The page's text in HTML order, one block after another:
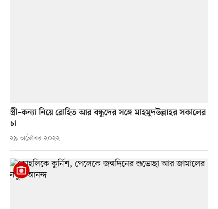
স্ত্রী–কন্যা নিয়ে রোহিত আর বন্ধুদের সঙ্গে মাহমুদউল্লাহর সকালের
চা
২৯ অক্টোবর ২০২২